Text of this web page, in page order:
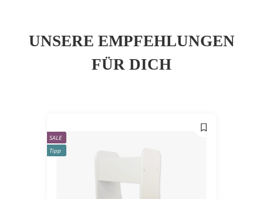
UNSERE EMPFEHLUNGEN
FÜR DICH
SALE
Tipp